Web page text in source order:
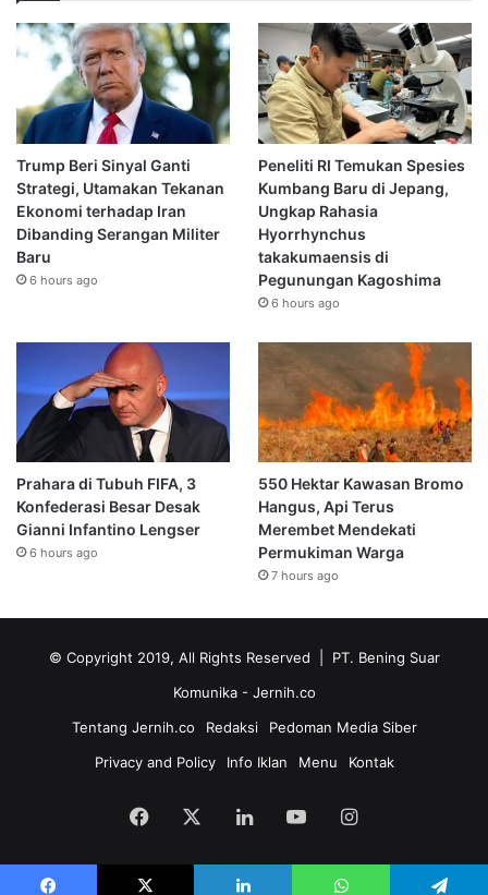
Trump Beri Sinyal Ganti
Strategi, Utamakan Tekanan
Ekonomi terhadap Iran
Dibanding Serangan Militer
Baru
6 hours ago
Peneliti RI Temukan Spesies
Kumbang Baru di Jepang,
Ungkap Rahasia
Hyorrhynchus
takakumaensis di
Pegunungan Kagoshima
6 hours ago
Prahara di Tubuh FIFA, 3
Konfederasi Besar Desak
Gianni Infantino Lengser
6 hours ago
550 Hektar Kawasan Bromo
Hangus, Api Terus
Merembet Mendekati
Permukiman Warga
7 hours ago
© Copyright 2019, All Rights Reserved | PT. Bening Suar
Komunika - Jernih.co
Tentang Jernih.co
Redaksi
Pedoman Media Siber
Privacy and Policy
Info Iklan Menu Kontak
Facebook LinkedInYouTubeInstagram